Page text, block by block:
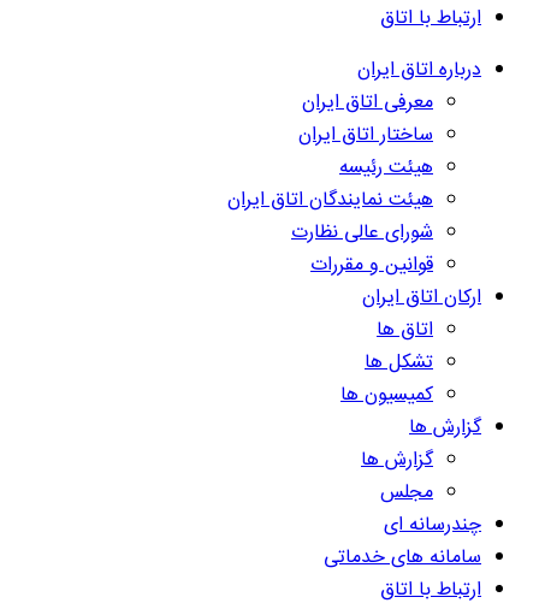
ارتباط با اتاق
درباره اتاق ایران
معرفی اتاق ایران
ساختار اتاق ایران
هیئت رئیسه
هیئت نمایندگان اتاق ایران
شورای عالی نظارت
قوانین و مقررات
ارکان اتاق ایران
اتاق ها
تشکل ها
کمیسیون ها
گزارش ها
گزارش ها
مجلس
چندرسانه ای
سامانه های خدماتی
ارتباط با اتاق